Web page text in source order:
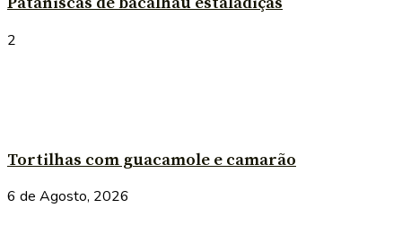
2
Tortilhas com guacamole e camarão
6 de Agosto, 2026